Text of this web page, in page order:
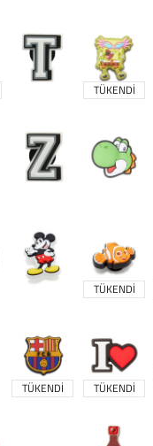
TÜKENDİ
TÜKENDİ
TÜKENDİ TÜKENDİ